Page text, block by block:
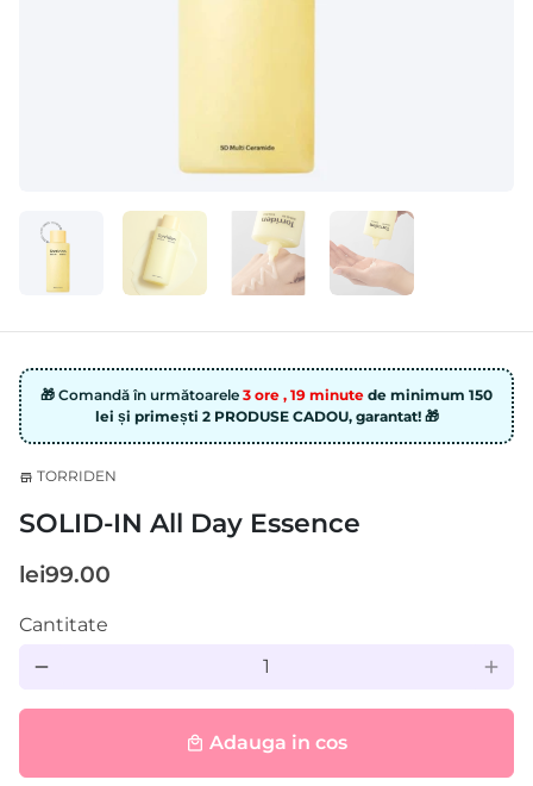
🎁 Comandă în următoarele 3 ore , 19 minute de minimum 150
lei și primești 2 PRODUSE CADOU, garantat! 🎁
store TORRIDEN
SOLID-IN All Day Essence
lei99.00
Cantitate
remove add
local_mall Adauga in cos